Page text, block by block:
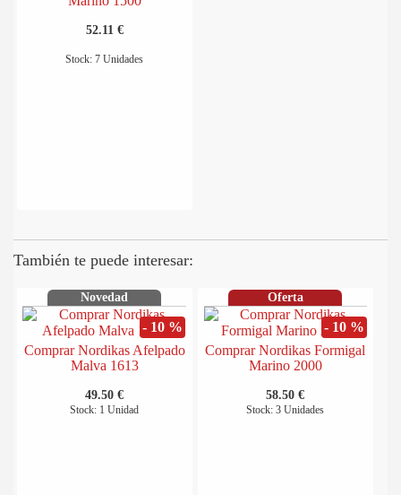
52.11 €
Stock: 7 Unidades
También te puede interesar:
Novedad
- 10 %
Comprar Nordikas Afelpado
Malva 1613
49.50 €
Stock: 1 Unidad
Oferta
- 10 %
Comprar Nordikas Formigal
Marino 2000
58.50 €
Stock: 3 Unidades